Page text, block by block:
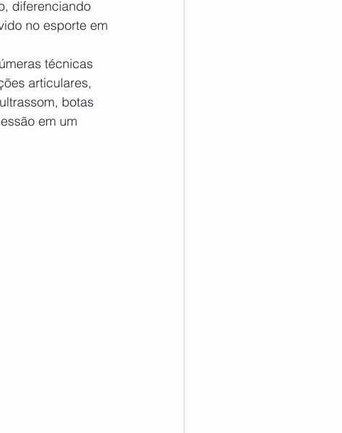
diferenciando
no esporte em
articulares,
botas
em um